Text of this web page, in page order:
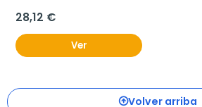
28,12 €
Ver
Volver arriba